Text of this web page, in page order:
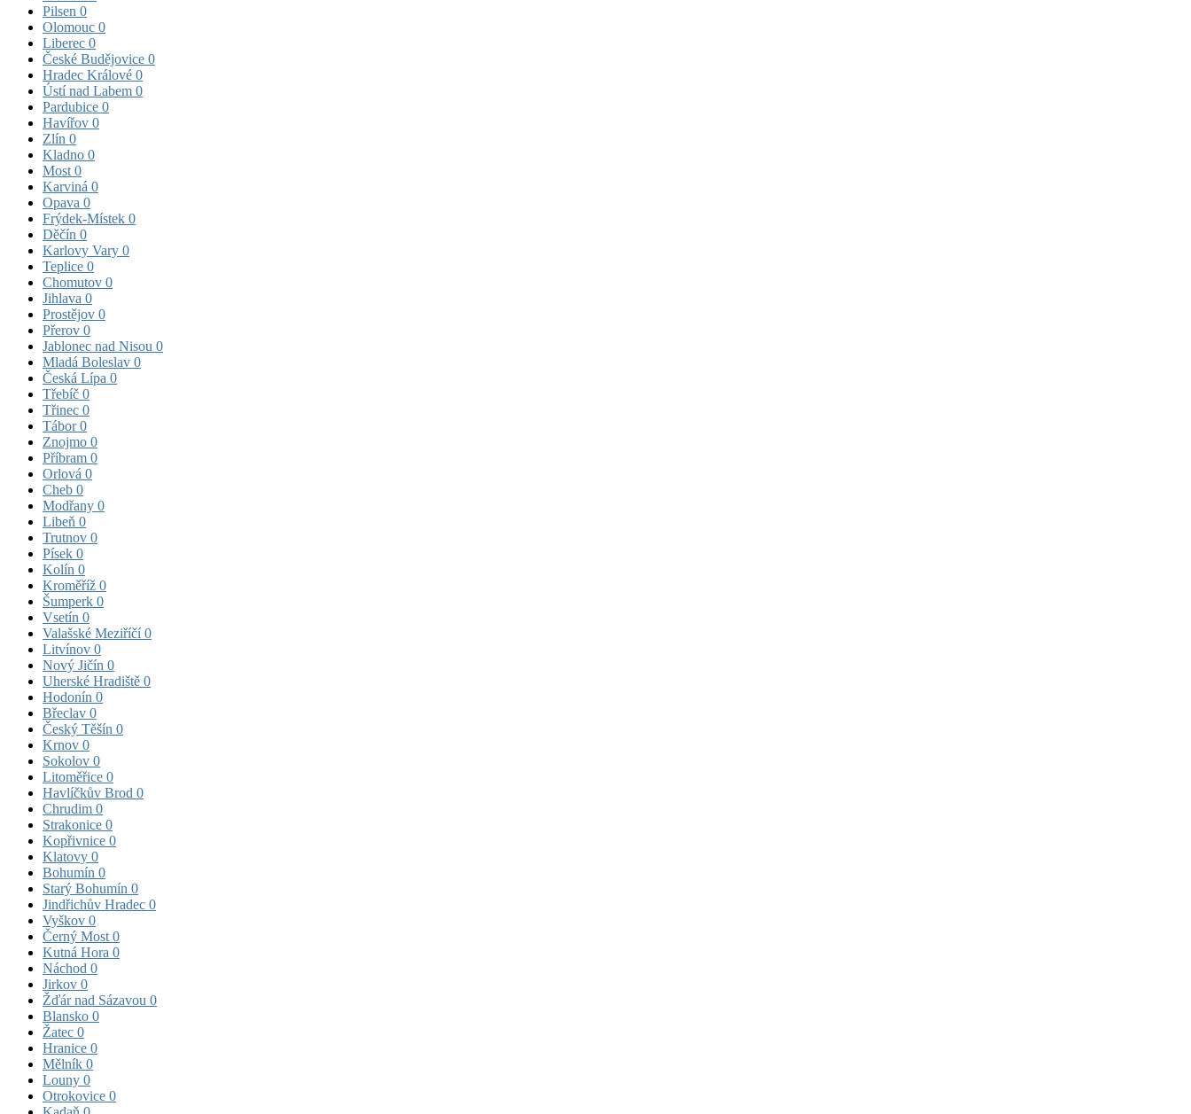
Pilsen 0
Olomouc 0
Liberec 0
České Budějovice 0
Hradec Králové 0
Ústí nad Labem 0
Pardubice 0
Havířov 0
Zlín 0
Kladno 0
Most 0
Karviná 0
Opava 0
Frýdek-Místek 0
Děčín 0
Karlovy Vary 0
Teplice 0
Chomutov 0
Jihlava 0
Prostějov 0
Přerov 0
Jablonec nad Nisou 0
Mladá Boleslav 0
Česká Lípa 0
Třebíč 0
Třinec 0
Tábor0
Znojmo 0
Příbram 0
Orlová 0
Cheb 0
Modřany 0
Libeň 0
Trutnov 0
Písek 0
Kolín 0
Kroměříž 0
Šumperk 0
Vsetín 0
Valašské Meziříčí0
Litvínov 0
Nový Jičín 0
Uherské Hradiště 0
Hodonín 0
Břeclav 0
Český Těšín 0
Krnov 0
Sokolov 0
Litoměřice 0
Havlíčkův Brod 0
Chrudim 0
Strakonice 0
Kopřivnice 0
Klatovy 0
Bohumín 0
Starý Bohumín 0
Jindřichův Hradec 0
Vyškov 0
Černý Most 0
Kutná Hora 0
Náchod 0
Jirkov 0
Žďár nad Sázavou 0
Blansko 0
Žatec 0
Hranice 0
Mělník 0
Louny 0
Otrokovice 0